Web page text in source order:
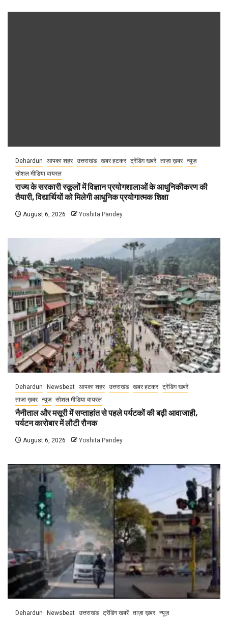
Dehardun आपका शहर उत्तराखंड खबर हटकर ट्रेंडिंग खबरें ताज़ा ख़बर न्यूज़
सोशल मीडिया वायरल
राज्य के सरकारी स्कूलों में विज्ञान प्रयोगशालाओं के आधुनिकीकरण की
तैयारी, विद्यार्थियों को मिलेगी आधुनिक प्रयोगात्मक शिक्षा
August 6, 2026 Yoshita Pandey
Dehardun Newsbeat आपका शहर उत्तराखंड खबर हटकर ट्रेंडिंग खबरें
ताज़ा ख़बर न्यूज़ सोशल मीडिया वायरल
नैनीताल और मसूरी में सप्ताहांत से पहले पर्यटकों की बढ़ी आवाजाही,
पर्यटन कारोबार में लौटी रौनक
August 6, 2026 Yoshita Pandey
Dehardun Newsbeat उत्तराखंड ट्रेंडिंग खबरें ताज़ा ख़बर न्यूज़